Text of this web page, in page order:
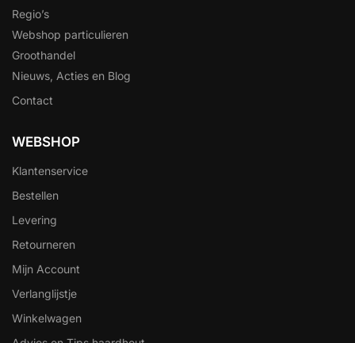
Regio’s
Webshop particulieren
Groothandel
Nieuws, Acties en Blog
Contact
WEBSHOP
Klantenservice
Bestellen
Levering
Retourneren
Mijn Account
Verlanglijstje
Winkelwagen